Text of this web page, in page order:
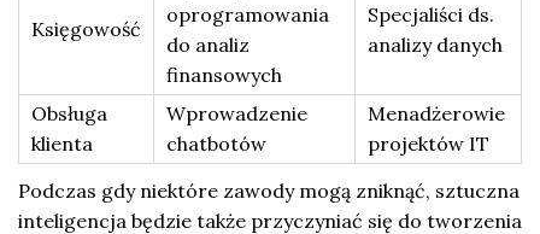
Księgowość
oprogramowania
do analiz
finansowych
Specjaliści ds.
analizy danych
Obsługa
klienta
Wprowadzenie
chatbotów
Menadżerowie
projektów IT
Podczas gdy niektóre zawody mogą zniknąć, sztuczna
inteligencja będzie także przyczyniać się do tworzenia